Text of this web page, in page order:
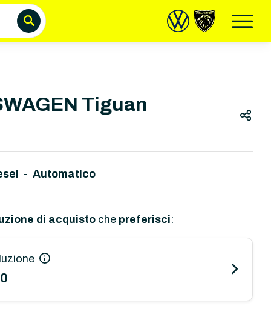
Tiguan
- Automatico
di acquisto che preferisci: